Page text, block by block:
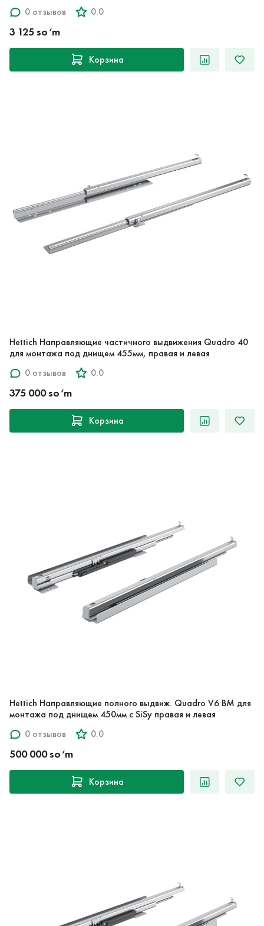
0 отзывов 0.0
3 125 so‘m
Корзина
Hettich Направляющие частичного выдвижения Quadro 40
для монтажа под днищем 455мм, правая и левая
0 отзывов
0.0
375 000 so‘m
Корзина
Hettich Направляющие полного выдвиж. Quadro V6 BM для
монтажа под днищем 450мм с SiSy правая и левая
0 отзывов
0.0
500 000 so‘m
Корзина